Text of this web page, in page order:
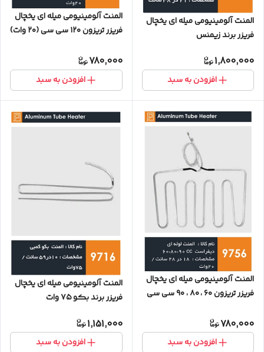
المنت آلومینیومی میله ای یخچال
فریزر برند زیمنس
1,800,000
افزودن به سبد
المنت آلومینیومی میله ای یخچال
فریزر تریزون ۱۲۰ سی سی (۲۰ وات)
780,000
افزودن به سبد
المنت آلومینیومی میله ای یخچال
فریزر تریزون ۶۰ ، ۸۰ ، ۹۰ سی سی
780,000
افزودن به سبد
المنت آلومینیومی میله ای یخچال
فریزر برند بکو ۷۵ وات
1,151,000
افزودن به سبد